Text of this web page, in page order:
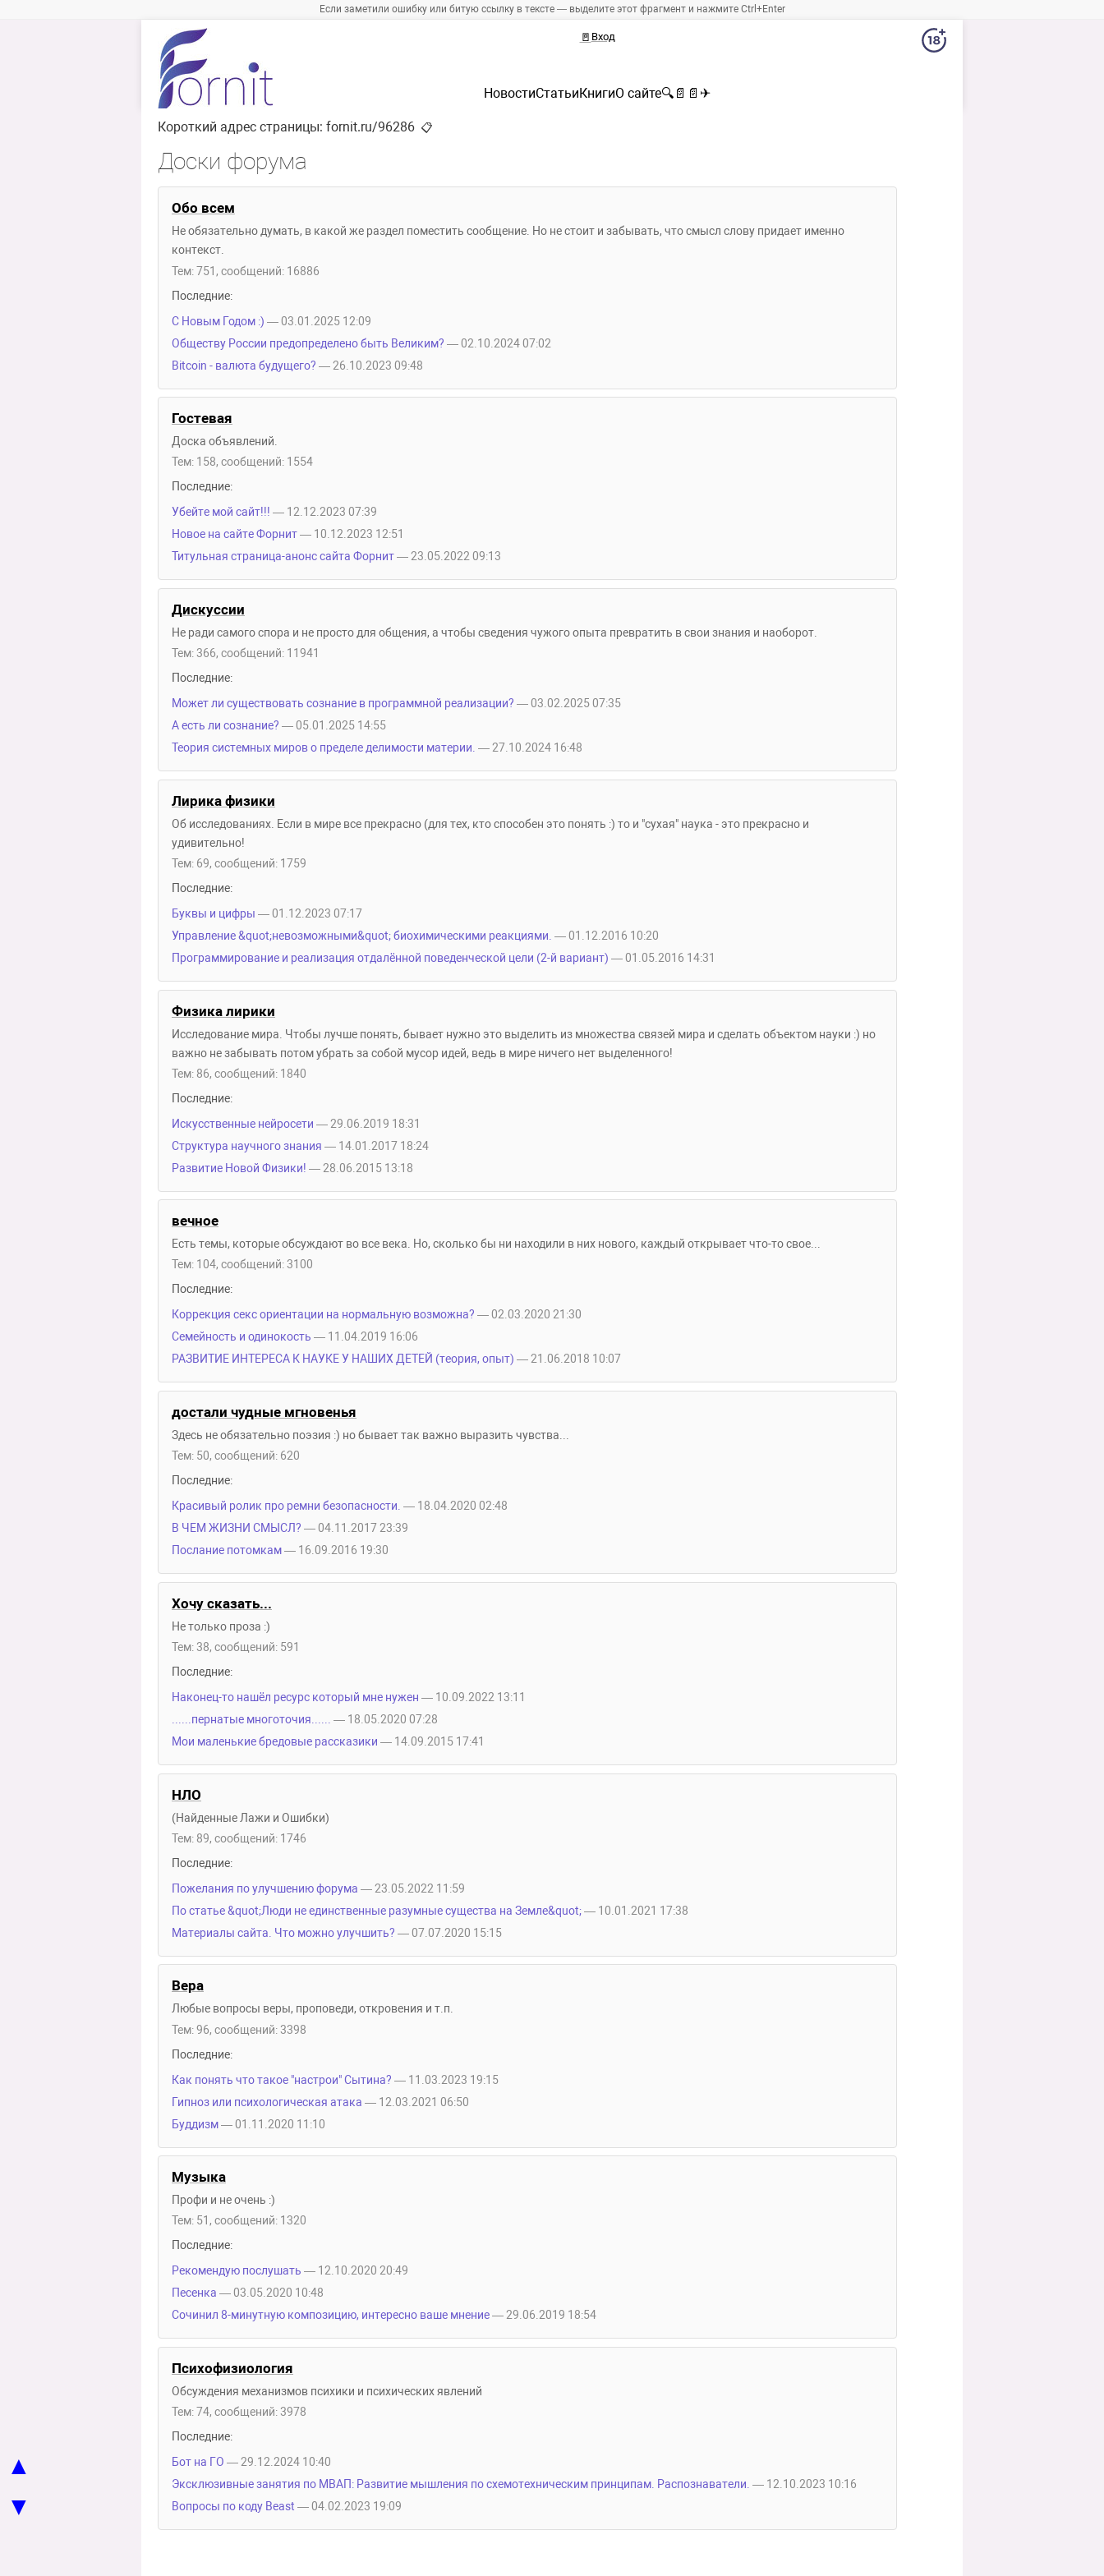
Если заметили ошибку или битую ссылку в тексте — выделите этот фрагмент и нажмите Ctrl+Enter
🚪 Вход
НовостиСтатьиКнигиО сайте🔍 📄 📄 ✈
Короткий адрес страницы: fornit.ru/96286 📋
Доски форума
Обо всем
Не обязательно думать, в какой же раздел поместить сообщение. Но не стоит и забывать, что смысл слову придает именно
контекст.
Тем: 751, сообщений: 16886
Последние:
С Новым Годом :) — 03.01.2025 12:09
Обществу России предопределено быть Великим? — 02.10.2024 07:02
Bitcoin - валюта будущего? — 26.10.2023 09:48
Гостевая
Доска объявлений.
Тем: 158, сообщений: 1554
Последние:
Убейте мой сайт!!! — 12.12.2023 07:39
Новое на сайте Форнит— 10.12.2023 12:51
Титульная страница-анонс сайта Форнит— 23.05.2022 09:13
Дискуссии
Не ради самого спора и не просто для общения, а чтобы сведения чужого опыта превратить в свои знания и наоборот.
Тем: 366, сообщений: 11941
Последние:
Может ли существовать сознание в программной реализации? — 03.02.2025 07:35
А есть ли сознание? — 05.01.2025 14:55
Теория системных миров о пределе делимости материи. — 27.10.2024 16:48
Лирика физики
Об исследованиях. Если в мире все прекрасно (для тех, кто способен это понять :) то и "сухая" наука - это прекрасно и
удивительно!
Тем: 69, сообщений: 1759
Последние:
Буквы и цифры — 01.12.2023 07:17
Управление &quot;невозможными&quot; биохимическими реакциями. — 01.12.2016 10:20
Программирование и реализация отдалённой поведенческой цели (2-й вариант) — 01.05.2016 14:31
Физика лирики
Исследование мира. Чтобы лучше понять, бывает нужно это выделить из множества связей мира и сделать объектом науки :) но
важно не забывать потом убрать за собой мусор идей, ведь в мире ничего нет выделенного!
Тем: 86, сообщений: 1840
Последние:
Искусственные нейросети — 29.06.2019 18:31
Структура научного знания — 14.01.2017 18:24
Развитие Новой Физики! — 28.06.2015 13:18
вечное
Есть темы, которые обсуждают во все века. Но, сколько бы ни находили в них нового, каждый открывает что-то свое...
Тем: 104, сообщений: 3100
Последние:
Коррекция секс ориентации на нормальную возможна? — 02.03.2020 21:30
Семейность и одинокость — 11.04.2019 16:06
РАЗВИТИЕ ИНТЕРЕСА К НАУКЕ У НАШИХ ДЕТЕЙ (теория, опыт) — 21.06.2018 10:07
достали чудные мгновенья
Здесь не обязательно поэзия :) но бывает так важно выразить чувства...
Тем: 50, сообщений: 620
Последние:
Красивый ролик про ремни безопасности. — 18.04.2020 02:48
В ЧЕМ ЖИЗНИ СМЫСЛ? — 04.11.2017 23:39
Послание потомкам— 16.09.2016 19:30
Хочу сказать...
Не только проза :)
Тем: 38, сообщений: 591
Последние:
Наконец-то нашёл ресурс который мне нужен — 10.09.2022 13:11
......пернатые многоточия...... — 18.05.2020 07:28
Мои маленькие бредовые рассказики — 14.09.2015 17:41
НЛО
(Найденные Лажи и Ошибки)
Тем: 89, сообщений: 1746
Последние:
Пожелания по улучшению форума — 23.05.2022 11:59
По статье &quot;Люди не единственные разумные существа на Земле&quot;— 10.01.2021 17:38
Материалы сайта. Что можно улучшить? — 07.07.2020 15:15
Вера
Любые вопросы веры, проповеди, откровения и т.п.
Тем: 96, сообщений: 3398
Последние:
Как понять что такое "настрои" Сытина? — 11.03.2023 19:15
Гипноз или психологическая атака — 12.03.2021 06:50
Буддизм— 01.11.2020 11:10
Музыка
Профи и не очень :)
Тем: 51, сообщений: 1320
Последние:
Рекомендую послушать — 12.10.2020 20:49
Песенка — 03.05.2020 10:48
Сочинил 8-минутную композицию, интересно ваше мнение— 29.06.2019 18:54
Психофизиология
Обсуждения механизмов психики и психических явлений
Тем: 74, сообщений: 3978
Последние:
Бот на ГО — 29.12.2024 10:40
Эксклюзивные занятия по МВАП: Развитие мышления по схемотехническим принципам. Распознаватели. — 12.10.2023 10:16
Вопросы по коду Beast — 04.02.2023 19:09
▲
▼